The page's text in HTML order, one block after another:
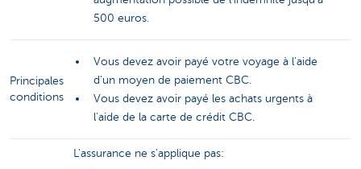
500 euros.
Principales
conditions
Vous devez avoir payé votre voyage à l'aide
d'un moyen de paiement CBC.
Vous devez avoir payé les achats urgents à
l'aide de la carte de crédit CBC.
L'assurance ne s'applique pas: